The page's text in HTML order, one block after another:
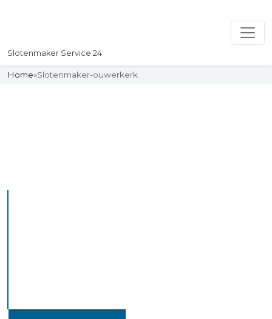
Slotenmaker Service 24
Home»Slotenmaker-ouwerkerk